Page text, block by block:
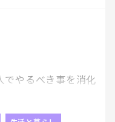
でやるべき事を消化
ほしい。